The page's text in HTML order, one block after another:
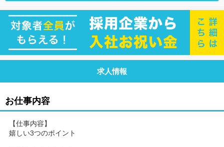
求人情報
お仕事内容
【仕事内容】
嬉しい3つのポイント